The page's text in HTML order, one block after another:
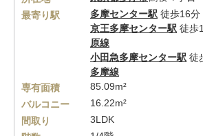
最寄り駅
多摩センター駅 徒歩16分
京王多摩センター駅 徒歩
原線
小田急多摩センター駅 徒
多摩線
専有面積
85.09m²
バルコニー
16.22m²
間取り
3LDK